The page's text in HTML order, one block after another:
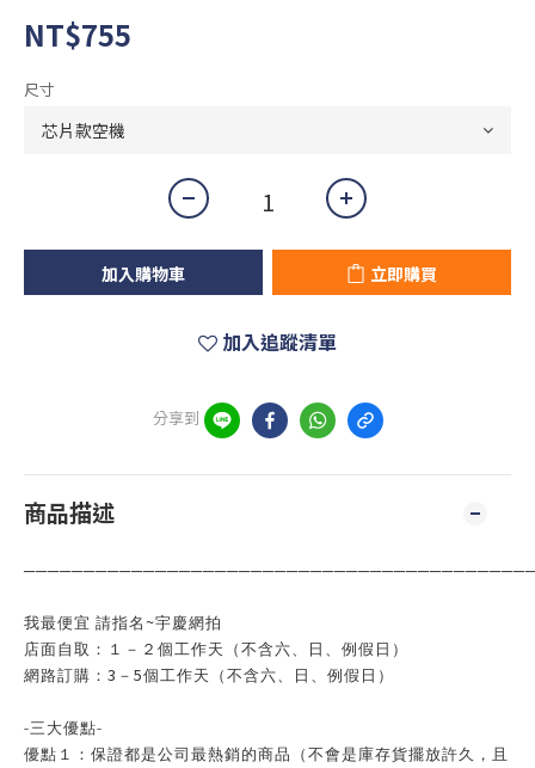
NT$755
尺寸
加入購物車 立即購買
加入追蹤清單
分享到
商品描述
我最便宜 請指名~宇慶網拍
店面自取：１－２個工作天（不含六、日、例假日）
網路訂購： 3 － 5個工作天（不含六、日、例假日）
-三大優點-
優點１：保證都是公司最熱銷的商品（不會是庫存貨擺放許久，且